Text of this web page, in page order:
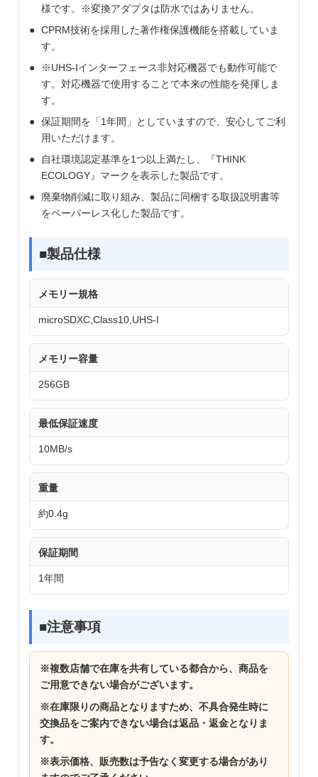
様です。※変換アダプタは防水ではありません。
CPRM技術を採用した著作権保護機能を搭載していま
す。
※UHS-Iインターフェース非対応機器でも動作可能で
す。対応機器で使用することで本来の性能を発揮しま
す。
保証期間を「1年間」としていますので、安心してご利
用いただけます。
自社環境認定基準を1つ以上満たし、『THINK
ECOLOGY』マークを表示した製品です。
廃棄物削減に取り組み、製品に同梱する取扱説明書等
をペーパーレス化した製品です。
■製品仕様
メモリー規格
microSDXC,Class10,UHS-I
メモリー容量
256GB
最低保証速度
10MB/s
重量
約0.4g
保証期間
1年間
■注意事項
※複数店舗で在庫を共有している都合から、商品を
ご用意できない場合がございます。
※在庫限りの商品となりますため、不具合発生時に
交換品をご案内できない場合は返品・返金となりま
す。
※表示価格、販売数は予告なく変更する場合があり